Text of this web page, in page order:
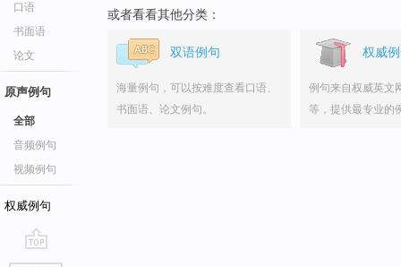
口语
书面语
论文
原声例句
全部
音频例句
视频例句
权威例句
go
或者看看其他分类：
双语例句
海量例句，可以按难度查看口语、
书面语、论文例句。
权威
例句来自权威英文
等，提供最专业的